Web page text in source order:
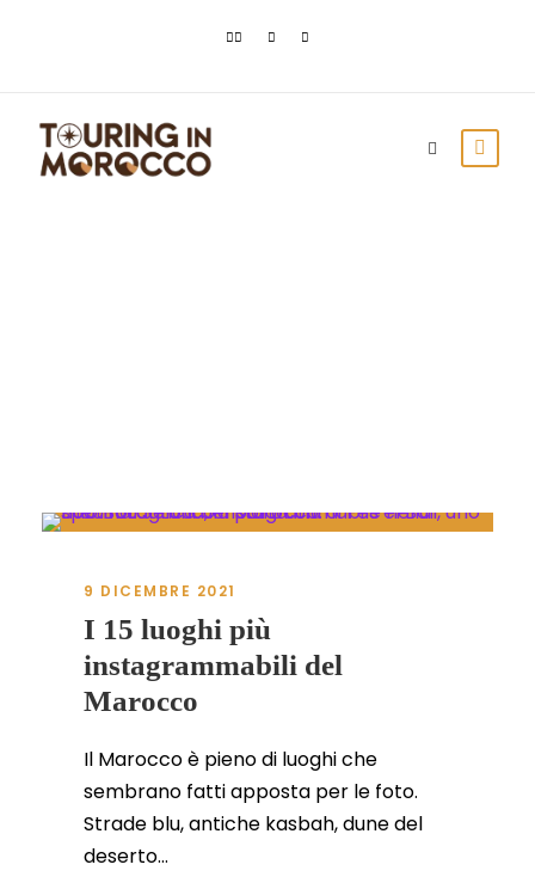
9 DICEMBRE 2021
I 15 luoghi più
instagrammabili del
Marocco
Il Marocco è pieno di luoghi che
sembrano fatti apposta per le foto.
Strade blu, antiche kasbah, dune del
deserto...